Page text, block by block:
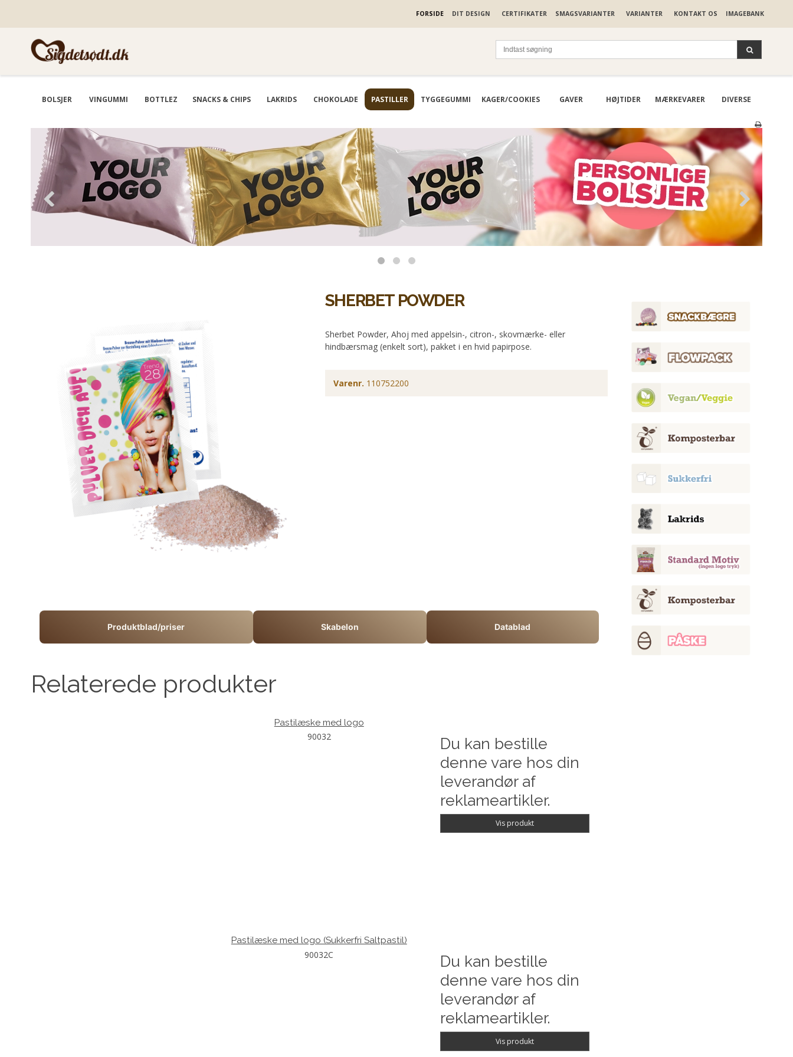
FORSIDE DIT DESIGN CERTIFIKATER SMAGSVARIANTER VARIANTER KONTAKT OS IMAGEBANK
BOLSJER VINGUMMI BOTTLEZ SNACKS & CHIPS LAKRIDS CHOKOLADE PASTILLER TYGGEGUMMI KAGER/COOKIES GAVER HØJTIDER MÆRKEVARER DIVERSE
SHERBET POWDER
Sherbet Powder, Ahoj med appelsin-, citron-, skovmærke- eller
hindbærsmag (enkelt sort), pakket i en hvid papirpose.
Varenr. 110752200
Produktblad/priser Skabelon Datablad
Relaterede produkter
Pastilæske med logo
90032
Du kan bestille
denne vare hos din
leverandør af
reklameartikler.
Vis produkt
Pastilæske med logo (Sukkerfri Saltpastil)
90032C
Du kan bestille
denne vare hos din
leverandør af
reklameartikler.
Vis produkt